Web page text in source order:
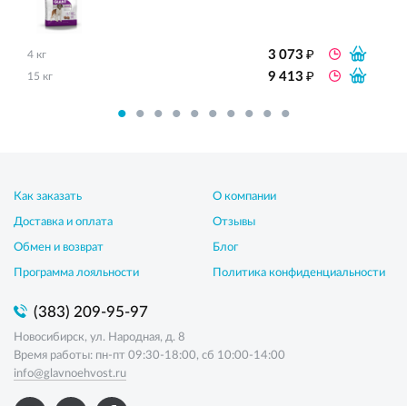
4 кг 3 073₽
15 кг 9 413₽
Как заказать
Доставка и оплата
Обмен и возврат
Программа лояльности
О компании
Отзывы
Блог
Политика конфиденциальности
(383) 209-95-97
Новосибирск, ул. Народная, д. 8
Время работы: пн-пт 09:30-18:00, сб 10:00-14:00
info@glavnoehvost.ru